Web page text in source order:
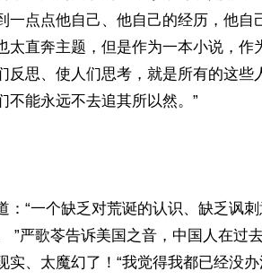
一点点他自己、他自己的经历，他自
太直奔主题，但是作为一本小说，作
反思、使人们思考，就是所有的这些
不能永远不去追其所以然。”
“一个缺乏对荒诞的认识、缺乏讽刺
”严歌苓告诉美国之音，中国人在过
、太魔幻了！“我觉得我都已经没